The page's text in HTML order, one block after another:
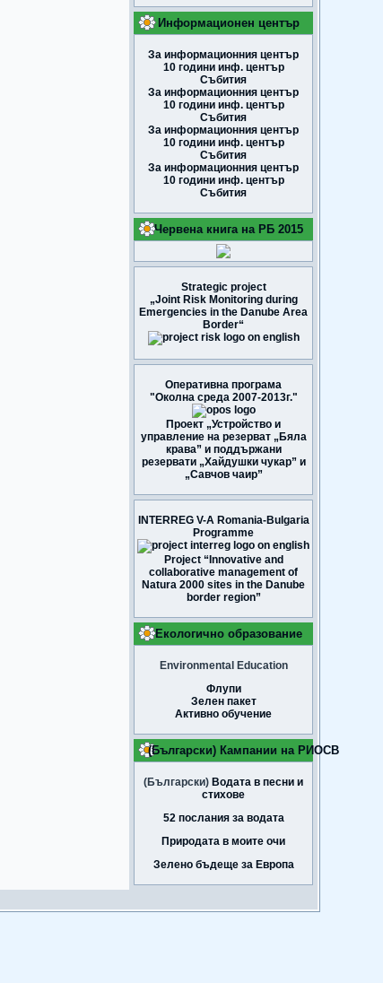
Информационен център
За информационния център
10 години инф. център
Събития
За информационния център
10 години инф. център
Събития
За информационния център
10 години инф. център
Събития
За информационния център
10 години инф. център
Събития
Червена книга на РБ 2015
Strategic project
„Joint Risk Monitoring during
Emergencies in the Danube Area
Border“
Оперативна програма
"Околна среда 2007-2013г."
Проект „Устройство и
управление на резерват „Бяла
крава” и поддържани
резервати „Хайдушки чукар” и
„Савчов чаир”
INTERREG V-A Romania-Bulgaria
Programme
Project “Innovative and
collaborative management of
Natura 2000 sites in the Danube
border region”
Екологично образование
Environmental Education
Флупи
Зелен пакет
Активно обучение
(Български) Кампании на РИОСВ
(Български) Водата в песни и
стихове
52 послания за водата
Природата в моите очи
Зелено бъдеще за Европа